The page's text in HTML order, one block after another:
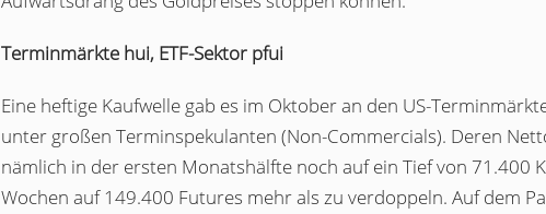
Terminmärkte hui, ETF-Sektor pfui
Eine heftige Kaufwelle gab es im Oktober an den US-
unter großen Terminspekulanten (Non-Commercials). Deren
nämlich in der ersten Monatshälfte noch auf ein Tief von 71.400
Wochen auf 149.400 Futures mehr als zu verdoppeln. Auf dem